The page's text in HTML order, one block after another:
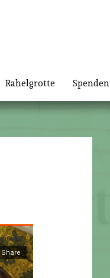
Rahelgrotte Spenden